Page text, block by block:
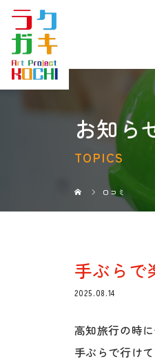
お知ら
TOPICS
口コミ
手ぶらで
2025.08.14
高知旅行の時
手ぶらで行け